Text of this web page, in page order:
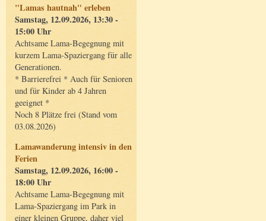
"Lamas hautnah" erleben
Samstag, 12.09.2026, 13:30 -
15:00 Uhr
Achtsame Lama-Begegnung mit
kurzem Lama-Spaziergang für alle
Generationen.
* Barrierefrei * Auch für Senioren
und für Kinder ab 4 Jahren
geeignet *
Noch 8 Plätze frei (Stand vom
03.08.2026)
Lamawanderung intensiv in den
Ferien
Samstag, 12.09.2026, 16:00 -
18:00 Uhr
Achtsame Lama-Begegnung mit
Lama-Spaziergang im Park in
einer kleinen Gruppe, daher viel